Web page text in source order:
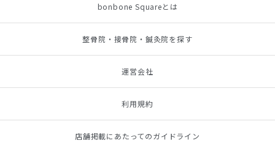
bonbone Squareとは
整骨院・接骨院・鍼灸院を探す
運営会社
利用規約
店舗掲載にあたってのガイドライン